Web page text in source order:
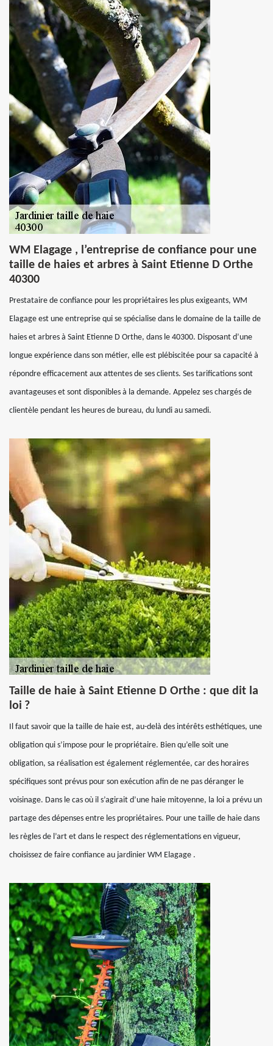
WM Elagage , l’entreprise de confiance pour une
taille de haies et arbres à Saint Etienne D Orthe
40300
Prestataire de confiance pour les propriétaires les plus exigeants, WM
Elagage est une entreprise qui se spécialise dans le domaine de la taille de
haies et arbres à Saint Etienne D Orthe, dans le 40300. Disposant d’une
longue expérience dans son métier, elle est plébiscitée pour sa capacité à
répondre efficacement aux attentes de ses clients. Ses tarifications sont
avantageuses et sont disponibles à la demande. Appelez ses chargés de
clientèle pendant les heures de bureau, du lundi au samedi.
Taille de haie à Saint Etienne D Orthe : que dit la
loi ?
Il faut savoir que la taille de haie est, au-delà des intérêts esthétiques, une
obligation qui s’impose pour le propriétaire. Bien qu’elle soit une
obligation, sa réalisation est également réglementée, car des horaires
spécifiques sont prévus pour son exécution afin de ne pas déranger le
voisinage. Dans le cas où il s’agirait d’une haie mitoyenne, la loi a prévu un
partage des dépenses entre les propriétaires. Pour une taille de haie dans
les règles de l’art et dans le respect des réglementations en vigueur,
choisissez de faire confiance au jardinier WM Elagage .